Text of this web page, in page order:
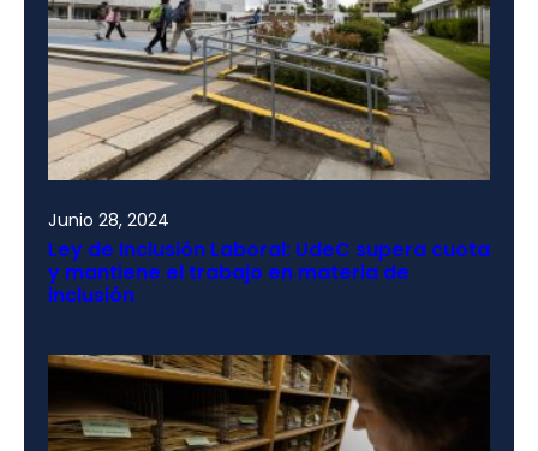
Junio 28, 2024
Ley de Inclusión Laboral: UdeC supera cuota
y mantiene el trabajo en materia de
inclusión